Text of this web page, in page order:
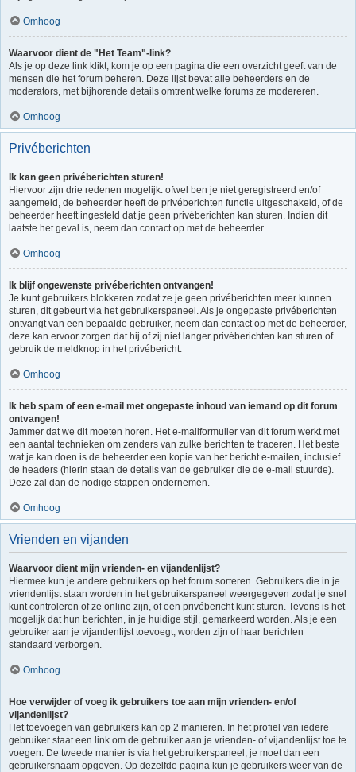
Omhoog
Waarvoor dient de "Het Team"-link?
Als je op deze link klikt, kom je op een pagina die een overzicht geeft van de
mensen die het forum beheren. Deze lijst bevat alle beheerders en de
moderators, met bijhorende details omtrent welke forums ze modereren.
Omhoog
Privéberichten
Ik kan geen privéberichten sturen!
Hiervoor zijn drie redenen mogelijk: ofwel ben je niet geregistreerd en/of
aangemeld, de beheerder heeft de privéberichten functie uitgeschakeld, of de
beheerder heeft ingesteld dat je geen privéberichten kan sturen. Indien dit
laatste het geval is, neem dan contact op met de beheerder.
Omhoog
Ik blijf ongewenste privéberichten ontvangen!
Je kunt gebruikers blokkeren zodat ze je geen privéberichten meer kunnen
sturen, dit gebeurt via het gebruikerspaneel. Als je ongepaste privéberichten
ontvangt van een bepaalde gebruiker, neem dan contact op met de beheerder,
deze kan ervoor zorgen dat hij of zij niet langer privéberichten kan sturen of
gebruik de meldknop in het privébericht.
Omhoog
Ik heb spam of een e-mail met ongepaste inhoud van iemand op dit forum
ontvangen!
Jammer dat we dit moeten horen. Het e-mailformulier van dit forum werkt met
een aantal technieken om zenders van zulke berichten te traceren. Het beste
wat je kan doen is de beheerder een kopie van het bericht e-mailen, inclusief
de headers (hierin staan de details van de gebruiker die de e-mail stuurde).
Deze zal dan de nodige stappen ondernemen.
Omhoog
Vrienden en vijanden
Waarvoor dient mijn vrienden- en vijandenlijst?
Hiermee kun je andere gebruikers op het forum sorteren. Gebruikers die in je
vriendenlijst staan worden in het gebruikerspaneel weergegeven zodat je snel
kunt controleren of ze online zijn, of een privébericht kunt sturen. Tevens is het
mogelijk dat hun berichten, in je huidige stijl, gemarkeerd worden. Als je een
gebruiker aan je vijandenlijst toevoegt, worden zijn of haar berichten
standaard verborgen.
Omhoog
Hoe verwijder of voeg ik gebruikers toe aan mijn vrienden- en/of
vijandenlijst?
Het toevoegen van gebruikers kan op 2 manieren. In het profiel van iedere
gebruiker staat een link om de gebruiker aan je vrienden- of vijandenlijst toe te
voegen. De tweede manier is via het gebruikerspaneel, je moet dan een
gebruikersnaam opgeven. Op dezelfde pagina kun je gebruikers weer van de